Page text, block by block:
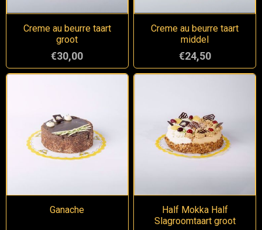
Creme au beurre taart
groot
€30,00
Creme au beurre taart
middel
€24,50
Ganache
Half Mokka Half
Slagroomtaart groot